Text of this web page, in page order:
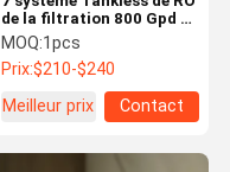
de la filtration 800 Gpd de
l'eau de RO de l'étape
2000GPD
MOQ:1pcs
Prix:$210-$240
Meilleur prix
Contact